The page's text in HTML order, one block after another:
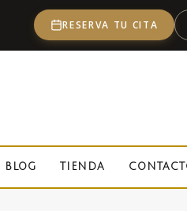
RESERVA TU CITA
BLOG TIENDA